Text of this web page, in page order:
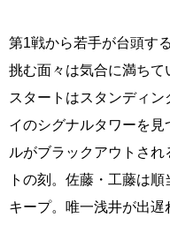
第1戦から若手が台頭す
挑む面々は気合に満ちて
スタートはスタンディ
イのシグナルタワーを
ルがブラックアウトさ
トの刻。佐藤・工藤は
キープ。唯一浅井が出